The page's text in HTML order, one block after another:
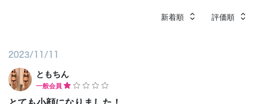
新着順 評価順
2023/11/11
ともちん
一般会員